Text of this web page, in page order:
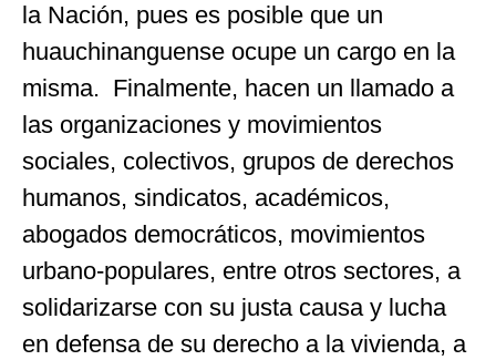
la Nación, pues es posible que un
huauchinanguense ocupe un cargo en la
misma. Finalmente, hacen un llamado a
las organizaciones y movimientos
sociales, colectivos, grupos de derechos
humanos, sindicatos, académicos,
abogados democráticos, movimientos
urbano-populares, entre otros sectores, a
solidarizarse con su justa causa y lucha
en defensa de su derecho a la vivienda, a